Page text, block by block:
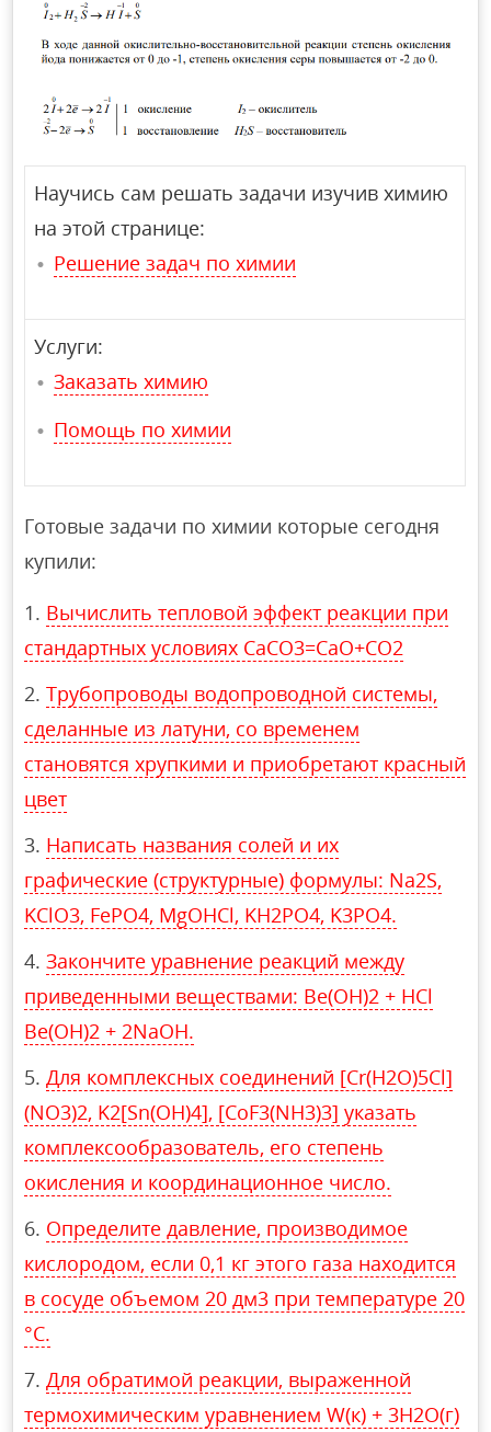
Научись сам решать задачи изучив химию
на этой странице:
Решение задач по химии
Услуги:
Заказать химию
Помощь по химии
Готовые задачи по химии которые сегодня
купили:
Вычислить тепловой эффект реакции при
стандартных условиях СaCO3=CaO+CO2
Трубопроводы водопроводной системы,
сделанные из латуни, со временем
становятся хрупкими и приобретают красный
цвет
Написать названия солей и их
графические (структурные) формулы: Na2S,
KClO3, FePO4, MgOHCl, KH2PO4, K3PO4.
Закончите уравнение реакций между
приведенными веществами: Be(OH)2 + HCl
Be(OH)2 + 2NaOH.
Для комплексных соединений [Cr(H2O)5Cl]
(NO3)2, K2[Sn(OH)4], [CoF3(NH3)3] указать
комплексообразователь, его степень
окисления и координационное число.
Определите давление, производимое
кислородом, если 0,1 кг этого газа находится
в сосуде объемом 20 дм3 при температуре 20
°С.
Для обратимой реакции, выраженной
термохимическим уравнением W(к) + 3H2O(г)